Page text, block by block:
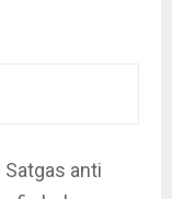
Satgas anti